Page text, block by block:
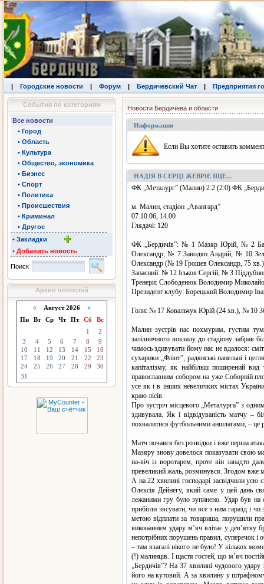
| Городские новости | Форум | Бердичевский Чат | Предприятия
События по категориям
Все новости
• Город
• Область
• Культура
• Общество, экономика
• Бизнес
• Спорт
• Политика
• Происшествия
• Криминал
• Другое
• Закладки
• Добавить новость
Поиск
Архив новостей
«Август 2026 »
Пн
Вт Ср Чт Пт Сб
Вс
1
2
3
4 5 6 7 8
9
10
11 12 13 14 15
16
17
18 19 20 21 22
23
24
25 26 27 28 29
30
31
Новости Бердичева и области
Информация
Eсли Вы хотите оставить
НАДІЯ В СЕРЦІ ЖЕВРІЄ ІЩЕ...
ФК „Металург” (Малин) 2:2 (2:0) ФК
м. Малин, стадіон „Авангард”
07.10.06, 14.00
Глядачі: 120
ФК „Бердичів”: № 1 Мазяр Юрій, № 2
Олександр, № 7 Заводян Андрій, № 10
Олександр (№ 19 Грошев Олександр, 75
Запасний: № 12 Іськов Сергій, № 3
Тренери: Слободенюк Володимир
Президент клубу: Борецький Володимир
Голи: № 17 Ковальчук Юрій (24 хв.), № 10
Малин зустрів нас похмурим, густим
залізничного вокзалу до стадіону забрав
чимось здивувати йому нас не вдалося:
сухарики „Флінт”, радянські панельні і
капіталізму, як найбільш поширений
православним собором на уже Соборній
усе як і в інших невеличких містах
краю лісів.
Про зустріч місцевого „Металурга” з
здивувала. Як і відвідуваність матчу –
похвалитися футбольними аншлагами, – це
Матч почався без розвідки і вже перша
Мазяру знову довелося показувати свою
на-віч із воротарем, проте він занадто
превеликий жаль, розминувся. Згодом вже
А на 22 хвилині господарі засвідчили усю
Олексія Дейнегу, який саме у цей дань
лежаними гру було зупинено. Удар був на
прибігли зясувати, чи все з ним гаразд і
метою відплати за товариша, порушили
виконанням удару м’яч влітає у дев’ятку
непотрібних порушень правил, суперечок і
– там взагалі нікого не було! У кількох
(!) малинців. І щастя гостей, що м’яч
„Бердичів”? На 37 хвилині чудового
його на кутовий. А за хвилину у